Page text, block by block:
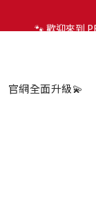
官網全面升級💫